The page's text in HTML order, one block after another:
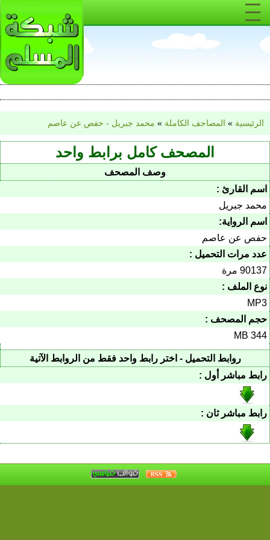
الرئيسية » المصاحف الكاملة » محمد جبريل - حفص عن عاصم
المصحف كامل برابط واحد
وصف المصحف
اسم القارئ :
محمد جبريل
اسم الرواية:
حفص عن عاصم
عدد مرات التحميل :
90137 مرة
نوع الملف :
MP3
حجم المصحف :
344 MB
روابط التحميل - اختر رابط واحد فقط من الروابط الآتية
رابط مباشر أول :
رابط مباشر ثان :